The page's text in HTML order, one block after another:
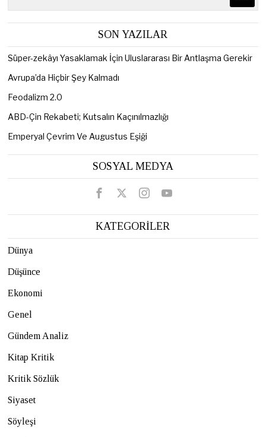
SON YAZILAR
Süper-zekâyı Yasaklamak İçin Uluslararası Bir Antlaşma Gerekir
Avrupa’da Hiçbir Şey Kalmadı
Feodalizm 2.0
ABD-Çin Rekabeti; Kutsalın Kaçınılmazlığı
Emperyal Çevrim Ve Augustus Eşiği
SOSYAL MEDYA
KATEGORİLER
Dünya
Düşünce
Ekonomi
Genel
Gündem Analiz
Kitap Kritik
Kritik Sözlük
Siyaset
Söyleşi